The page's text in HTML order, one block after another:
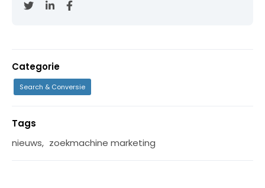
Categorie
Search & Conversie
Tags
nieuws, zoekmachine marketing